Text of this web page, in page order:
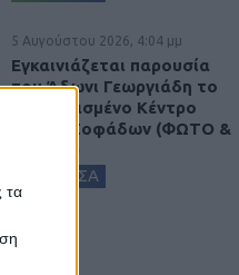
τα
5 Αυγούστου 2026, 4:04 μμ
Εγκαινιάζεται παρουσία
του Άδωνι Γεωργιάδη το
ανακαινισμένο Κέντρο
Υγείας Σοφάδων (ΦΩΤΟ &
ΚΑΡΔΙΤΣΑ